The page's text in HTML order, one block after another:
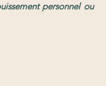
personnel ou